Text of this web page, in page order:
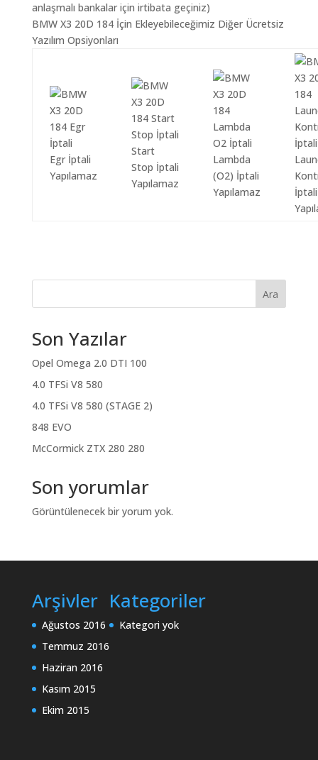
anlaşmalı bankalar için irtibata geçiniz)
BMW X3 20D 184 İçin Ekleyebileceğimiz Diğer Ücretsiz
Yazılım Opsiyonları
Egr İptali
Yapılamaz
Start
Stop İptali
Yapılamaz
Lambda
(O2) İptali
Yapılamaz
İptali
Ara
Son Yazılar
Opel Omega 2.0 DTI 100
4.0 TFSi V8 580
4.0 TFSi V8 580 (STAGE 2)
848 EVO
McCormick ZTX 280 280
Son yorumlar
Görüntülenecek bir yorum yok.
Arşivler
Ağustos 2016
Temmuz 2016
Haziran 2016
Kasım 2015
Ekim 2015
Kategoriler
Kategori yok